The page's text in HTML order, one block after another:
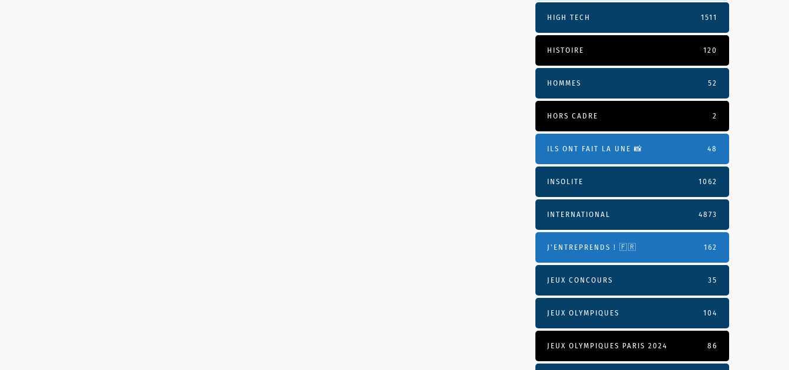
HIGH TECH 1511
HISTOIRE 120
HOMMES 52
HORS CADRE 2
ILS ONT FAIT LA UNE 📸 48
INSOLITE 1062
INTERNATIONAL 4873
J'ENTREPRENDS ! 🇫🇷 162
JEUX CONCOURS 35
JEUX OLYMPIQUES 104
JEUX OLYMPIQUES PARIS 2024 86